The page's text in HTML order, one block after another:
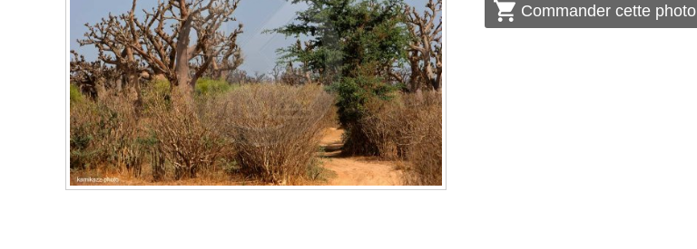
Commander cette photo